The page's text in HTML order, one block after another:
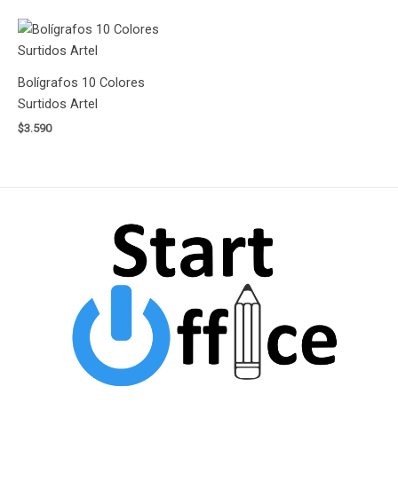
Bolígrafos 10 Colores
Surtidos Artel
$3.590